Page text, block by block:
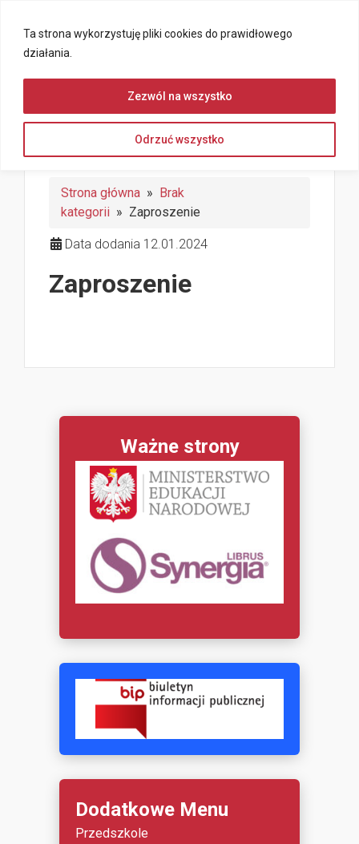
Ta strona wykorzystuję pliki cookies do prawidłowego
działania.
Odrzuć wszystko
Zezwól na wszystko
Strona główna » Brak
kategorii » Zaproszenie
Data dodania 12.01.2024
Zaproszenie
Ważne strony
Dodatkowe Menu
Przedszkole